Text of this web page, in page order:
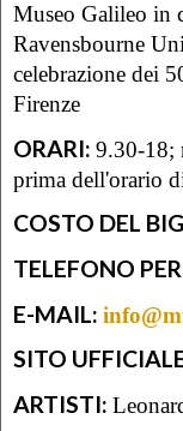
Museo Galileo in
Ravensbourne
celebrazione dei
Firenze
ORARI: 9.30-18;
prima dell'orario
COSTO DEL
TELEFONO
E-MAIL:
SITO
ARTISTI: